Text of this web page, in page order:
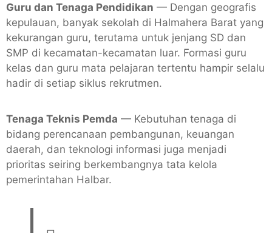
Guru dan Tenaga Pendidikan — Dengan geografis
kepulauan, banyak sekolah di Halmahera Barat yang
kekurangan guru, terutama untuk jenjang SD dan
SMP di kecamatan-kecamatan luar. Formasi guru
kelas dan guru mata pelajaran tertentu hampir selalu
hadir di setiap siklus rekrutmen.
Tenaga Teknis Pemda — Kebutuhan tenaga di
bidang perencanaan pembangunan, keuangan
daerah, dan teknologi informasi juga menjadi
prioritas seiring berkembangnya tata kelola
pemerintahan Halbar.